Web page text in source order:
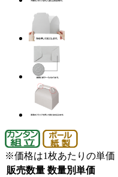
※価格は1枚あたりの単価
販売数量 数量別単価